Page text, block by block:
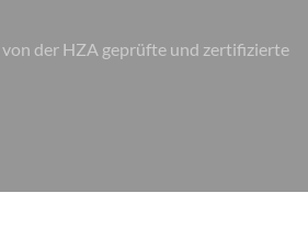
der HZA geprüfte und zertifizierte